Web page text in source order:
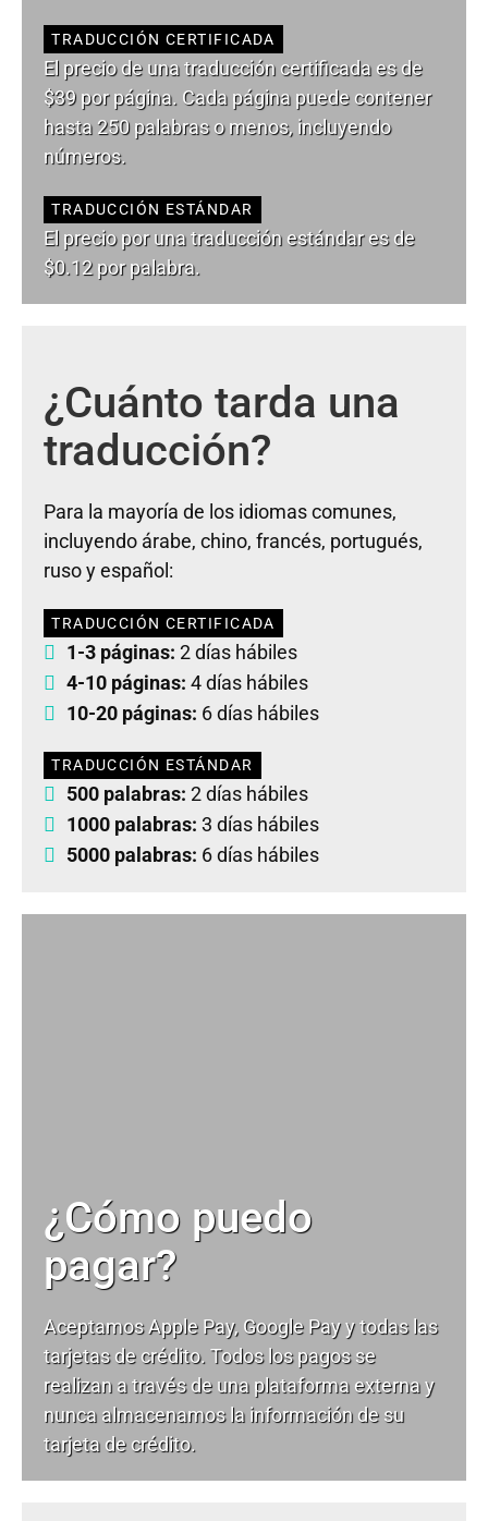
TRADUCCIÓN CERTIFICADA
El precio de una traducción certificada es de
$39 por página. Cada página puede contener
hasta 250 palabras o menos, incluyendo
números.
TRADUCCIÓN ESTÁNDAR
El precio por una traducción estándar es de
$0.12 por palabra.
¿Cuánto tarda una
traducción?
Para la mayoría de los idiomas comunes,
incluyendo árabe, chino, francés, portugués,
ruso y español:
TRADUCCIÓN CERTIFICADA
1-3 páginas: 2 días hábiles
4-10 páginas: 4 días hábiles
10-20 páginas: 6 días hábiles
TRADUCCIÓN ESTÁNDAR
500 palabras: 2 días hábiles
1000 palabras: 3 días hábiles
5000 palabras: 6 días hábiles
¿Cómo puedo
pagar?
Aceptamos Apple Pay, Google Pay y todas las
tarjetas de crédito. Todos los pagos se
realizan a través de una plataforma externa y
nunca almacenamos la información de su
tarjeta de crédito.